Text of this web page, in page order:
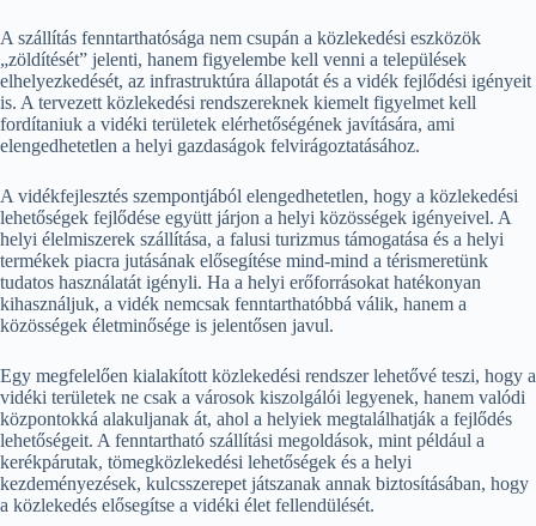
A szállítás fenntarthatósága nem csupán a közlekedési eszközök
„zöldítését” jelenti, hanem figyelembe kell venni a települések
elhelyezkedését, az infrastruktúra állapotát és a vidék fejlődési igényeit
is. A tervezett közlekedési rendszereknek kiemelt figyelmet kell
fordítaniuk a vidéki területek elérhetőségének javítására, ami
elengedhetetlen a helyi gazdaságok felvirágoztatásához.
A vidékfejlesztés szempontjából elengedhetetlen, hogy a közlekedési
lehetőségek fejlődése együtt járjon a helyi közösségek igényeivel. A
helyi élelmiszerek szállítása, a falusi turizmus támogatása és a helyi
termékek piacra jutásának elősegítése mind-mind a térismeretünk
tudatos használatát igényli. Ha a helyi erőforrásokat hatékonyan
kihasználjuk, a vidék nemcsak fenntarthatóbbá válik, hanem a
közösségek életminősége is jelentősen javul.
Egy megfelelően kialakított közlekedési rendszer lehetővé teszi, hogy a
vidéki területek ne csak a városok kiszolgálói legyenek, hanem valódi
központokká alakuljanak át, ahol a helyiek megtalálhatják a fejlődés
lehetőségeit. A fenntartható szállítási megoldások, mint például a
kerékpárutak, tömegközlekedési lehetőségek és a helyi
kezdeményezések, kulcsszerepet játszanak annak biztosításában, hogy
a közlekedés elősegítse a vidéki élet fellendülését.